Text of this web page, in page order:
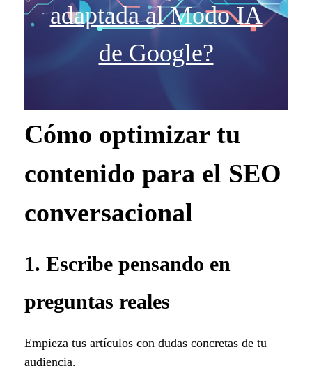
adaptada al Modo IA
de Google?
Cómo optimizar tu
contenido para el SEO
conversacional
1. Escribe pensando en
preguntas reales
Empieza tus artículos con dudas concretas de tu
audiencia.